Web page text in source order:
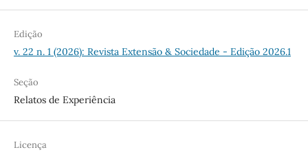
Edição
v. 22 n. 1 (2026): Revista Extensão & Sociedade - Edição 2026.1
Seção
Relatos de Experiência
Licença